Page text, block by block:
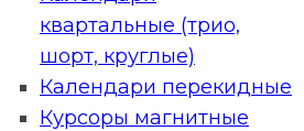
квартальные (трио,
шорт, круглые)
Календари перекидные
Курсоры магнитные